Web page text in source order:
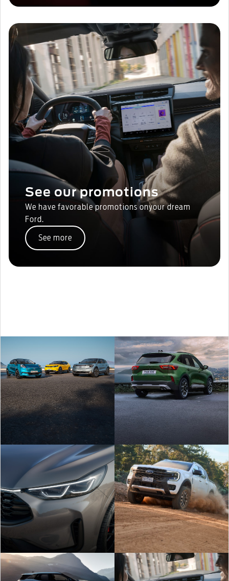
See our promotions
We have favorable promotions onyour dream
Ford.
See more